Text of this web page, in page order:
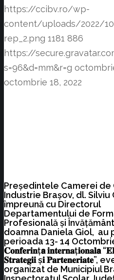
https://ccibv.ro/wp-
content/uploads/2022/
rep_2.png 1181 886
https://
s=96&d=mm&r=g
octombrie 18, 2022
Președintele Camerei de
Industrie Brașov, dl. Silviu
împreună cu Directorul
Departamentului de
Profesională și
doamna Daniela Giol, au
perioada 13- 14
𝐂𝐨𝐧𝐟𝐞𝐫𝐢𝐧ț𝗮 𝐢𝐧𝐭𝐞𝐫𝐧𝐚ț𝐢𝐨𝐧𝐚𝐥𝗮
𝐒𝐭𝐫𝐚𝐭𝐞𝐠𝐢𝐢 ș𝐢 𝐏𝐚𝐫𝐭𝐞𝐧𝐞𝐫𝐢𝐚𝐭𝐞”,
organizat de Municipiul